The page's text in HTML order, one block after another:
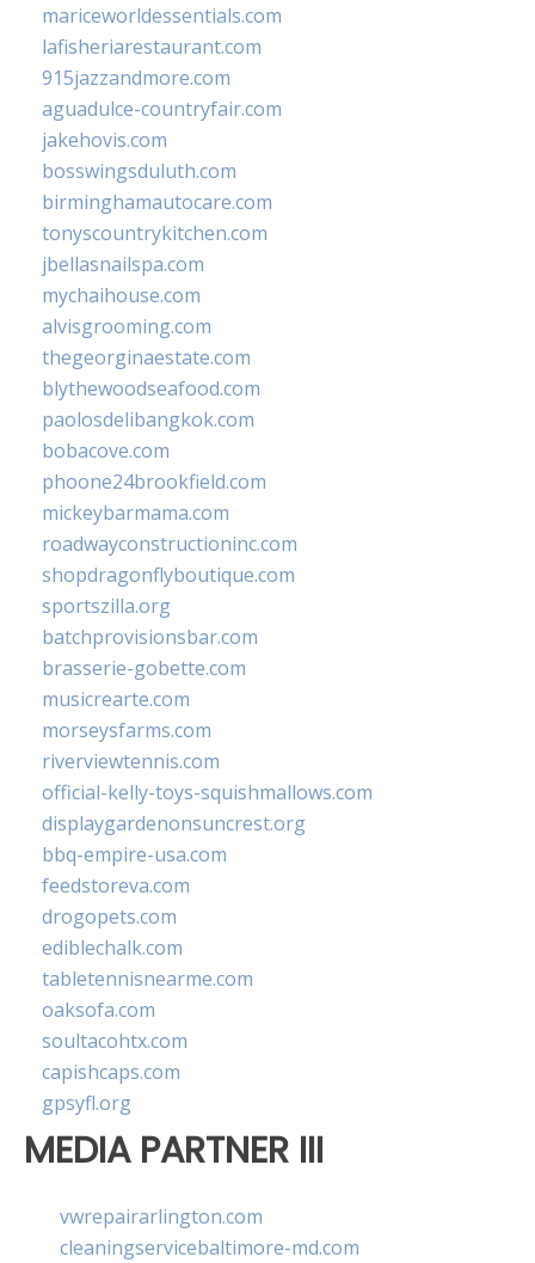
mariceworldessentials.com
lafisheriarestaurant.com
915jazzandmore.com
aguadulce-countryfair.com
jakehovis.com
bosswingsduluth.com
birminghamautocare.com
tonyscountrykitchen.com
jbellasnailspa.com
mychaihouse.com
alvisgrooming.com
thegeorginaestate.com
blythewoodseafood.com
paolosdelibangkok.com
bobacove.com
phoone24brookfield.com
mickeybarmama.com
roadwayconstructioninc.com
shopdragonflyboutique.com
sportszilla.org
batchprovisionsbar.com
brasserie-gobette.com
musicrearte.com
morseysfarms.com
riverviewtennis.com
official-kelly-toys-squishmallows.com
displaygardenonsuncrest.org
bbq-empire-usa.com
feedstoreva.com
drogopets.com
ediblechalk.com
tabletennisnearme.com
oaksofa.com
soultacohtx.com
capishcaps.com
gpsyfl.org
MEDIA PARTNER III
vwrepairarlington.com
cleaningservicebaltimore-md.com